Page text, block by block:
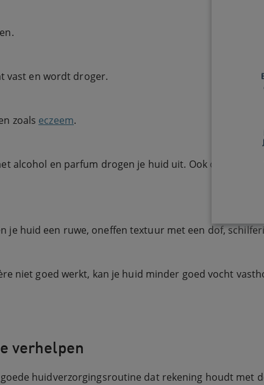
vast en wordt droger.
zoals eczeem.
alcohol en parfum drogen je huid uit. Ook overmatig
je huid een ruwe, oneffen textuur met een dof,
niet goed werkt, kan je huid minder goed vocht
verhelpen
huidverzorgingsroutine dat rekening houdt met